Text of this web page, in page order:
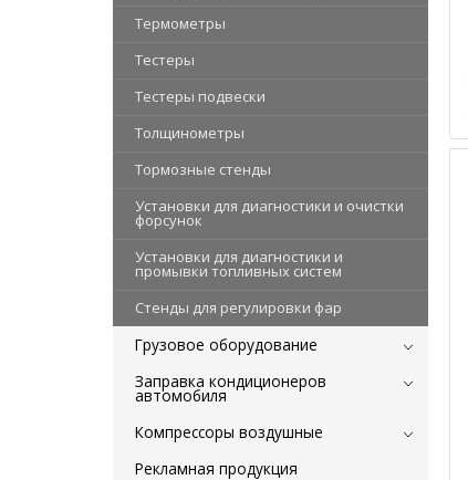
Термометры
Тестеры
Тестеры подвески
Толщинометры
Тормозные стенды
Установки для диагностики и очистки
форсунок
Установки для диагностики и
промывки топливных систем
Стенды для регулировки фар
Грузовое оборудование
Заправка кондиционеров
автомобиля
Компрессоры воздушные
Рекламная продукция